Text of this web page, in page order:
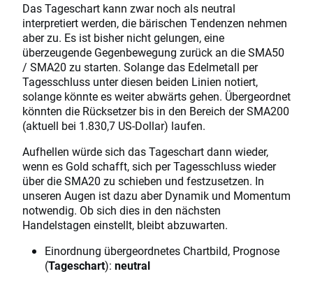
Das Tageschart kann zwar noch als neutral
interpretiert werden, die bärischen Tendenzen nehmen
aber zu. Es ist bisher nicht gelungen, eine
überzeugende Gegenbewegung zurück an die SMA50
/ SMA20 zu starten. Solange das Edelmetall per
Tagesschluss unter diesen beiden Linien notiert,
solange könnte es weiter abwärts gehen. Übergeordnet
könnten die Rücksetzer bis in den Bereich der SMA200
(aktuell bei 1.830,7 US-Dollar) laufen.
Aufhellen würde sich das Tageschart dann wieder,
wenn es Gold schafft, sich per Tagesschluss wieder
über die SMA20 zu schieben und festzusetzen. In
unseren Augen ist dazu aber Dynamik und Momentum
notwendig. Ob sich dies in den nächsten
Handelstagen einstellt, bleibt abzuwarten.
Einordnung übergeordnetes Chartbild, Prognose
(Tageschart): neutral